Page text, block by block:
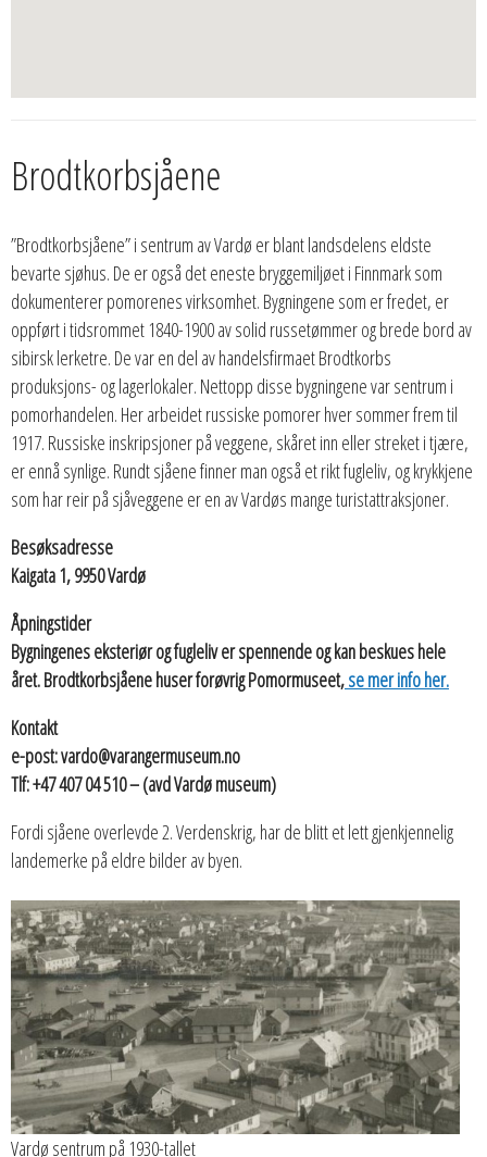
Brodtkorbsjåene
”Brodtkorbsjåene” i sentrum av Vardø er blant landsdelens eldste
bevarte sjøhus. De er også det eneste bryggemiljøet i Finnmark som
dokumenterer pomorenes virksomhet. Bygningene som er fredet, er
oppført i tidsrommet 1840-1900 av solid russetømmer og brede bord av
sibirsk lerketre. De var en del av handelsfirmaet Brodtkorbs
produksjons- og lagerlokaler. Nettopp disse bygningene var sentrum i
pomorhandelen. Her arbeidet russiske pomorer hver sommer frem til
1917. Russiske inskripsjoner på veggene, skåret inn eller streket i tjære,
er ennå synlige. Rundt sjåene finner man også et rikt fugleliv, og krykkjene
som har reir på sjåveggene er en av Vardøs mange turistattraksjoner.
Besøksadresse
Kaigata 1, 9950 Vardø
Åpningstider
Bygningenes eksteriør og fugleliv er spennende og kan beskues hele
året. Brodtkorbsjåene huser forøvrig Pomormuseet,se mer info her.
Kontakt
e-post: vardo@varangermuseum.no
Tlf: +47 407 04 510 – (avd Vardø museum)
Fordi sjåene overlevde 2. Verdenskrig, har de blitt et lett gjenkjennelig
landemerke på eldre bilder av byen.
Vardø sentrum på 1930-tallet